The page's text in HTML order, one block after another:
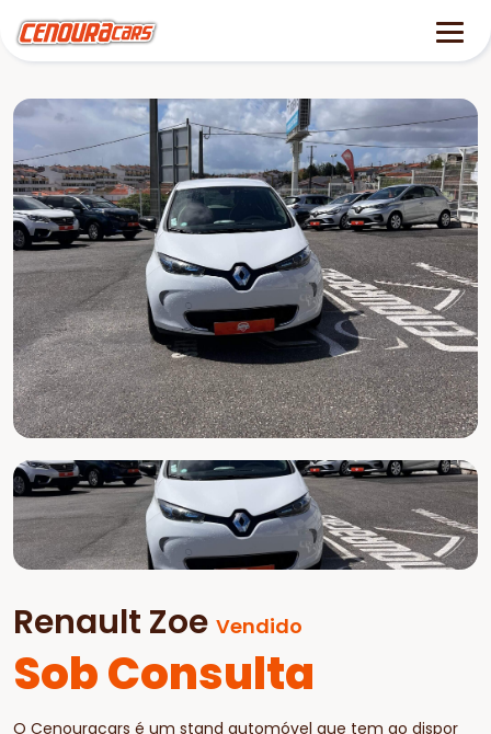
Renault Zoe Vendido
Sob Consulta
O Cenouracars é um stand automóvel que tem ao dispor